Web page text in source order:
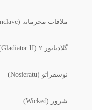
ملاقات محرمانه (Conclave)
گلادیاتور ۲ (Gladiator II)
نوسفراتو (Nosferatu)
شرور (Wicked)